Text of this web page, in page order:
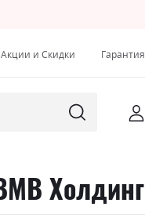
Акции и Скидки Гарантия
Холдинг